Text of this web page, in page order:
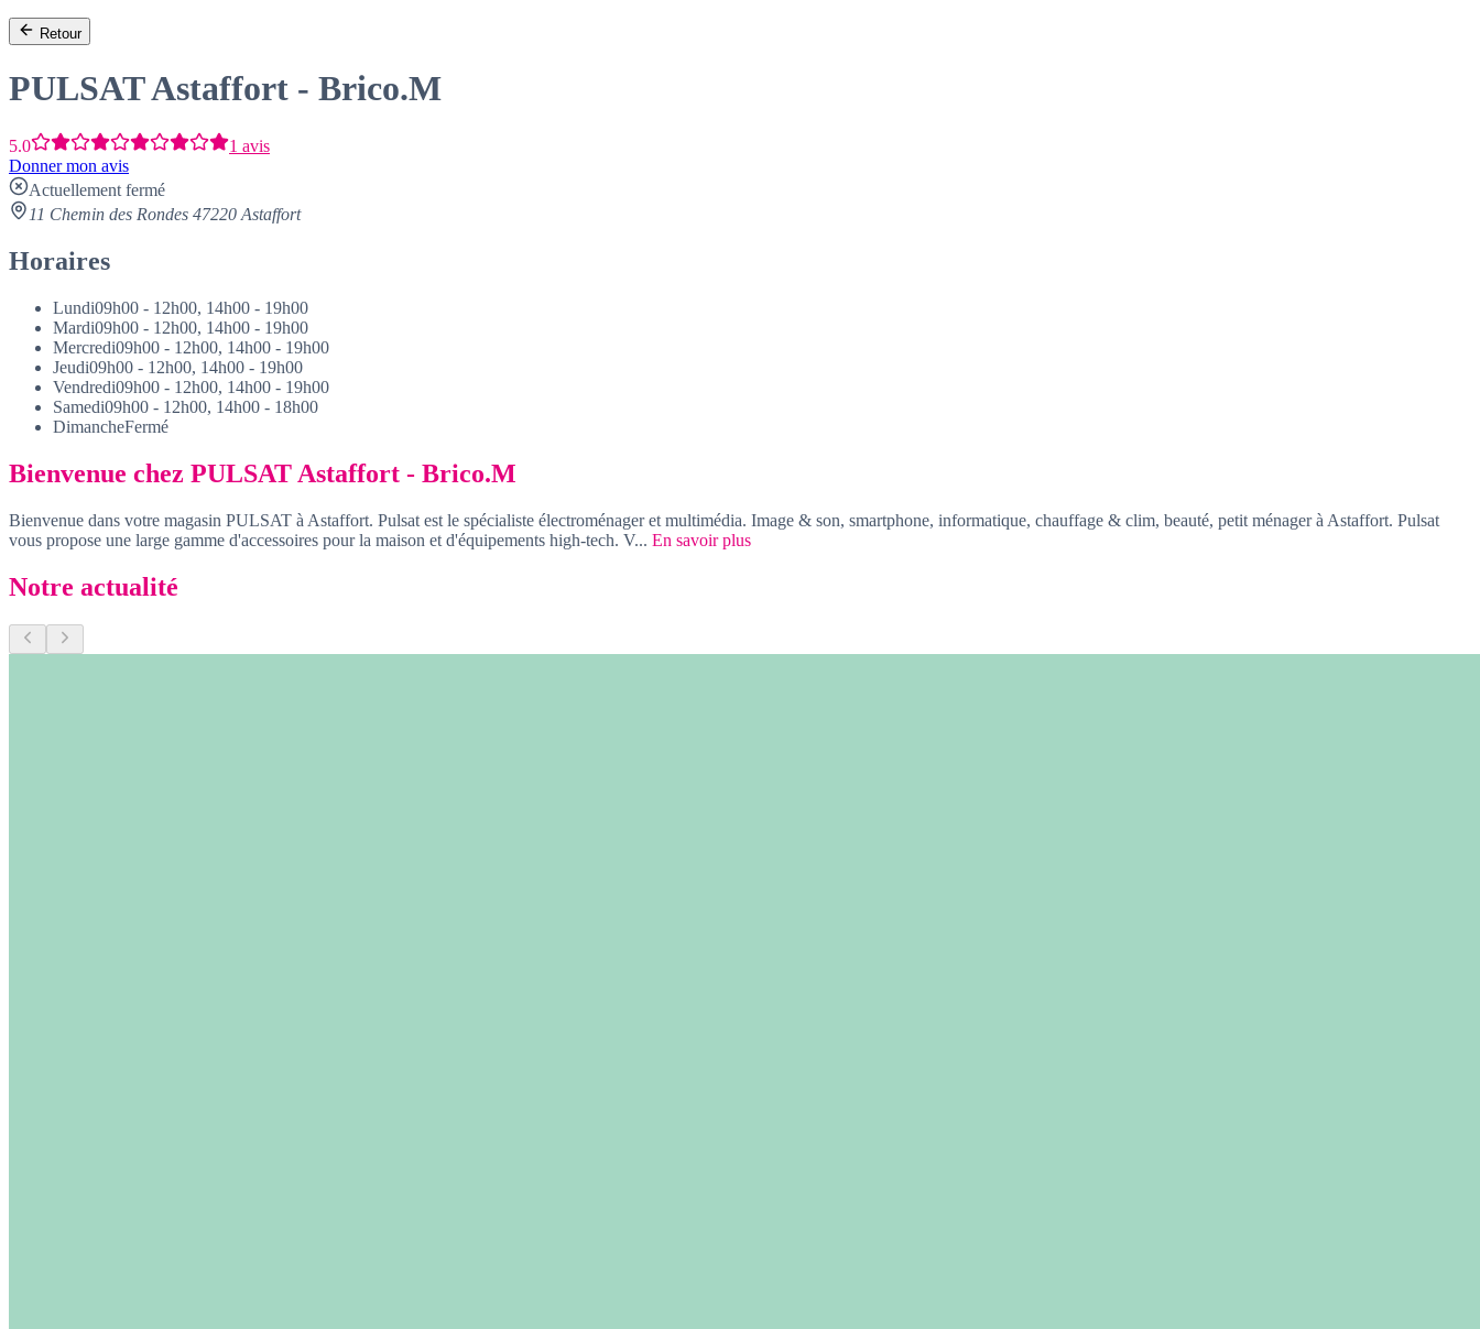
Retour
PULSAT Astaffort - Brico.M
5.0
1 avis
Donner mon avis
Actuellement fermé
11 Chemin des Rondes 47220 Astaffort
Horaires
Lundi09h00 - 12h00, 14h00 - 19h00
Mardi09h00 - 12h00, 14h00 - 19h00
Mercredi09h00 - 12h00, 14h00 - 19h00
Jeudi09h00 - 12h00, 14h00 - 19h00
Vendredi09h00 - 12h00, 14h00 - 19h00
Samedi09h00 - 12h00, 14h00 - 18h00
DimancheFermé
Bienvenue chez PULSAT Astaffort - Brico.M
Bienvenue dans votre magasin PULSAT à Astaffort. Pulsat est le spécialiste électroménager et multimédia. Image & son, smartphone, informatique, chauffage & clim, beauté, petit ménager à Astaffort. Pulsat
vous propose une large gamme d'accessoires pour la maison et d'équipements high-tech. V... En savoir plus
Notre actualité